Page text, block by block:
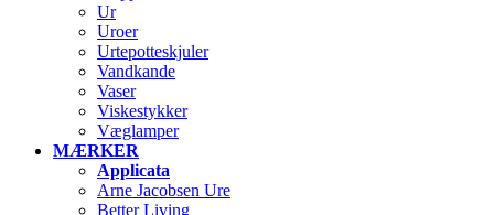
Ur
Uroer
Urtepotteskjuler
Vandkande
Vaser
Viskestykker
Væglamper
MÆRKER
Applicata
Arne Jacobsen Ure
Better Living